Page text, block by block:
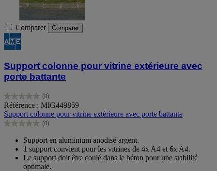
Comparer Comparer
Support colonne pour vitrine extérieure avec
porte battante
(0)
0.0
sur
5
étoiles.
Référence : MIG449859
Support colonne pour vitrine extérieure avec porte battante
(0)
0.0
étoiles.
Support en aluminium anodisé argent.
1 support convient pour les vitrines de 4x A4 et 6x A4.
Le support doit être coulé dans le béton pour une stabilité
optimale.